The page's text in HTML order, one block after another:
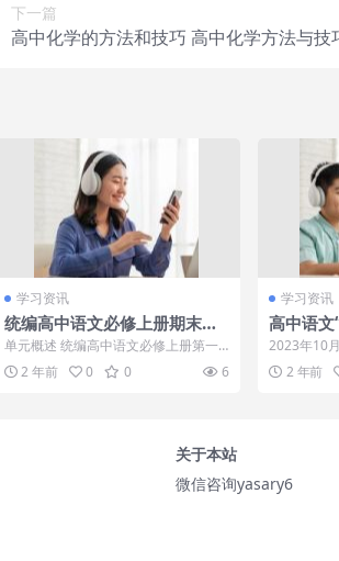
下一篇
高中化学的方法和技巧 高中化学方法与技
学习资讯
统编高中语文必修上册期末复
习要点与复习指导：第一单元
曾被千万人表白“我等你长
大”，如今她27岁长成这样，网
单元概述 统编高中语文必修上册第一
单元以青春为主题，通过诗歌、散文等
文学作品，展...
2 年前 0 0 6
学习资讯
高中语文
在山东
开74岁
公已去
2023年10
课程 新教
2 年前
关于本站
微信咨询yasary6